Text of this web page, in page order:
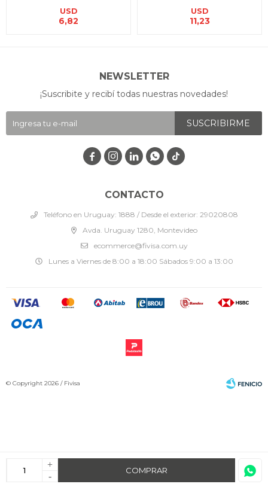
+
-
COMPRAR
USD
6,82
USD
11,23
CONTACTO
Teléfono en Uruguay: 1888 / Desde el exterior: 29020808
Avda. Uruguay 1280, Montevideo
ecommerce@fivisa.com.uy
Lunes a Viernes de 8:00 a 18:00 Sábados 9:00 a 13:00
NEWSLETTER
¡Suscribite y recibí todas nuestras novedades!
SUSCRIBIRME
   
© Copyright 2026 / Fivisa
Fenicio